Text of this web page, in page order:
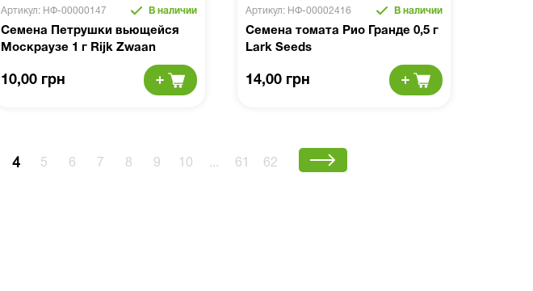
Артикул: НФ-00000147 В наличии
Семена Петрушки вьющейся
Москраузе 1 г Rijk Zwaan
10,00 грн
Артикул: НФ-00002416 В наличии
Семена томата Рио Гранде 0,5 г
Lark Seeds
14,00 грн
4 5 6 7 8 9 10 ... 61 62